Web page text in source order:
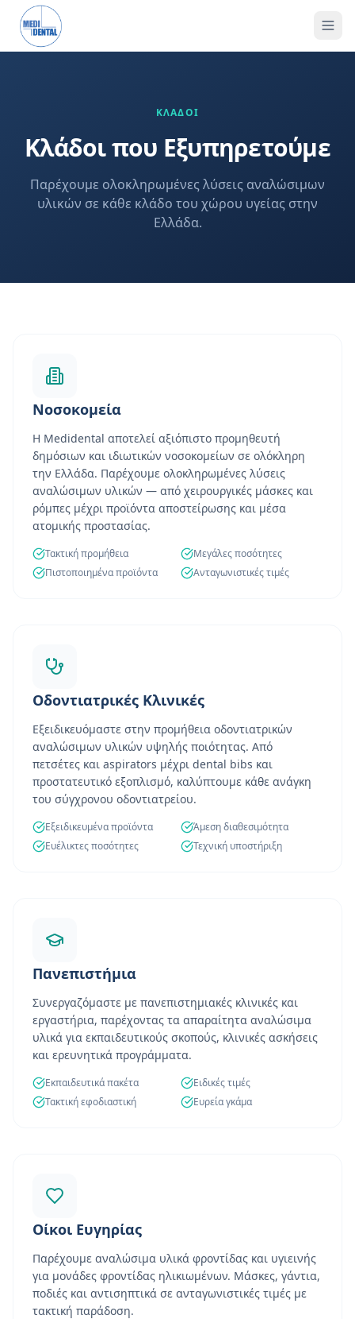
ΚΛΑΔΟΙ
Κλάδοι που Εξυπηρετούμε
Παρέχουμε ολοκληρωμένες λύσεις αναλώσιμων
υλικών σε κάθε κλάδο του χώρου υγείας στην
Ελλάδα.
Νοσοκομεία
Η Medidental αποτελεί αξιόπιστο προμηθευτή
δημόσιων και ιδιωτικών νοσοκομείων σε ολόκληρη
την Ελλάδα. Παρέχουμε ολοκληρωμένες λύσεις
αναλώσιμων υλικών — από χειρουργικές μάσκες και
ρόμπες μέχρι προϊόντα αποστείρωσης και μέσα
ατομικής προστασίας.
Τακτική προμήθεια
Μεγάλες ποσότητες
Πιστοποιημένα προϊόντα
Ανταγωνιστικές τιμές
Οδοντιατρικές Κλινικές
Εξειδικευόμαστε στην προμήθεια οδοντιατρικών
αναλώσιμων υλικών υψηλής ποιότητας. Από
πετσέτες και aspirators μέχρι dental bibs και
προστατευτικό εξοπλισμό, καλύπτουμε κάθε ανάγκη
του σύγχρονου οδοντιατρείου.
Εξειδικευμένα προϊόντα
Άμεση διαθεσιμότητα
Ευέλικτες ποσότητες
Τεχνική υποστήριξη
Πανεπιστήμια
Συνεργαζόμαστε με πανεπιστημιακές κλινικές και
εργαστήρια, παρέχοντας τα απαραίτητα αναλώσιμα
υλικά για εκπαιδευτικούς σκοπούς, κλινικές ασκήσεις
και ερευνητικά προγράμματα.
Εκπαιδευτικά πακέτα
Ειδικές τιμές
Τακτική εφοδιαστική
Ευρεία γκάμα
Οίκοι Ευγηρίας
Παρέχουμε αναλώσιμα υλικά φροντίδας και υγιεινής
για μονάδες φροντίδας ηλικιωμένων. Μάσκες, γάντια,
ποδιές και αντισηπτικά σε ανταγωνιστικές τιμές με
τακτική παράδοση.